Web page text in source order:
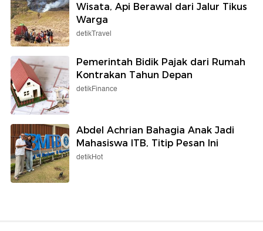
Wisata, Api Berawal dari Jalur Tikus
Warga
detikTravel
Pemerintah Bidik Pajak dari Rumah
Kontrakan Tahun Depan
detikFinance
Abdel Achrian Bahagia Anak Jadi
Mahasiswa ITB, Titip Pesan Ini
detikHot